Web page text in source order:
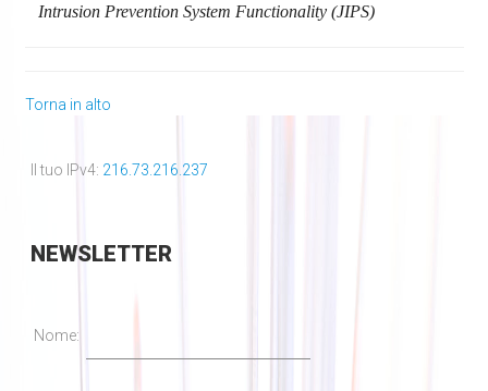
Intrusion Prevention System Functionality (JIPS)
Torna in alto
Il tuo IPv4: 216.73.216.237
NEWSLETTER
Nome: